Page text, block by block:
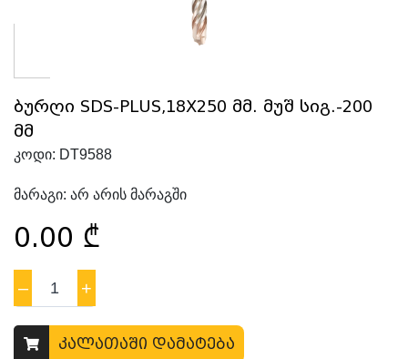
ბურღი SDS-PLUS,18X250 მმ. მუშ სიგ.-200
მმ
კოდი: DT9588
მარაგი: არ არის მარაგში
0.00 ₾
– 1 +
კალათაში დამატება